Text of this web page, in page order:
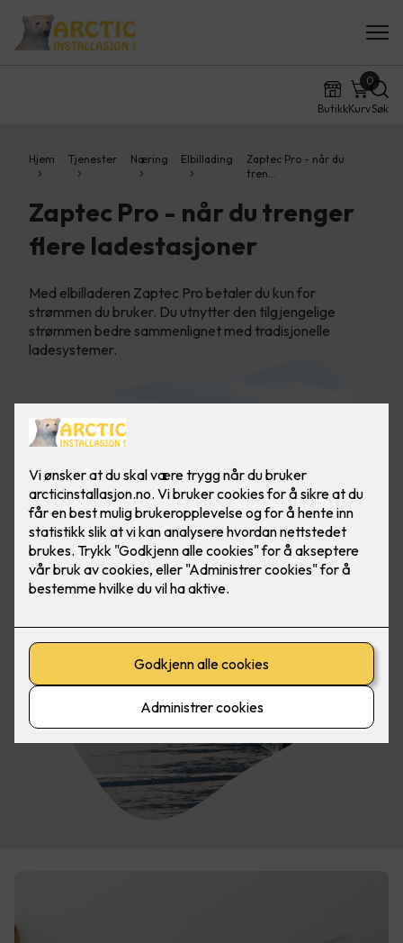
ButikkKurv
0
Søk
Hjem Tjenester Næring Elbillading
Zaptec Pro - når du
tren…
Zaptec Pro - når du trenger
flere ladestasjoner
Med elbilladeren Zaptec Pro betaler du kun for
strømmen du bruker. Du utnytter den tilgjengelige
strømmen bedre sammenlignet med tradisjonelle
ladesystemer.